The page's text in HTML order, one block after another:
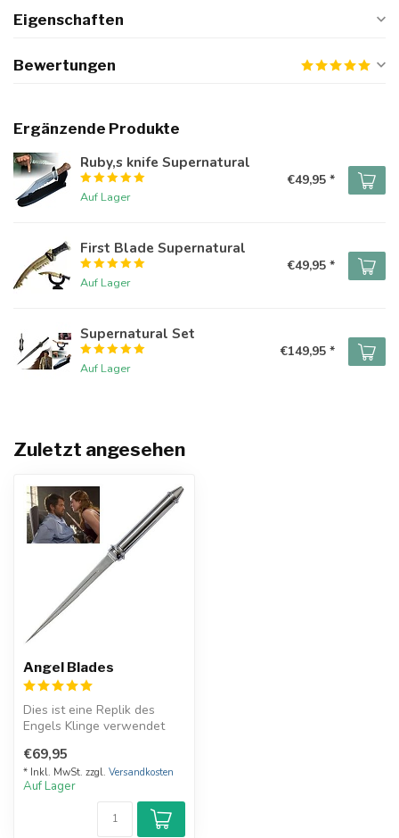
Eigenschaften
Bewertungen
Ergänzende Produkte
Ruby,s knife Supernatural
Auf Lager
€49,95 *
First Blade Supernatural
Auf Lager
€49,95 *
Supernatural Set
Auf Lager
€149,95 *
Zuletzt angesehen
Angel Blades
Dies ist eine Replik des
Engels Klinge verwendet
Sup...
€69,95
* Inkl. MwSt. zzgl. Versandkosten
Auf Lager